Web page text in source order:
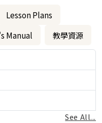
Lesson Plans
Manual 教學資源
See All...